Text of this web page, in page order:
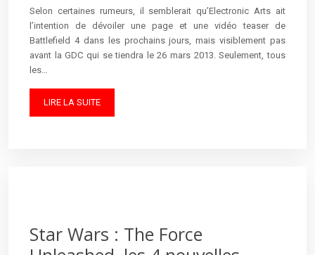
Selon certaines rumeurs, il semblerait qu’Electronic Arts ait
l’intention de dévoiler une page et une vidéo teaser de
Battlefield 4 dans les prochains jours, mais visiblement pas
avant la GDC qui se tiendra le 26 mars 2013. Seulement, tous
les…
LIRE LA SUITE
Star Wars : The Force